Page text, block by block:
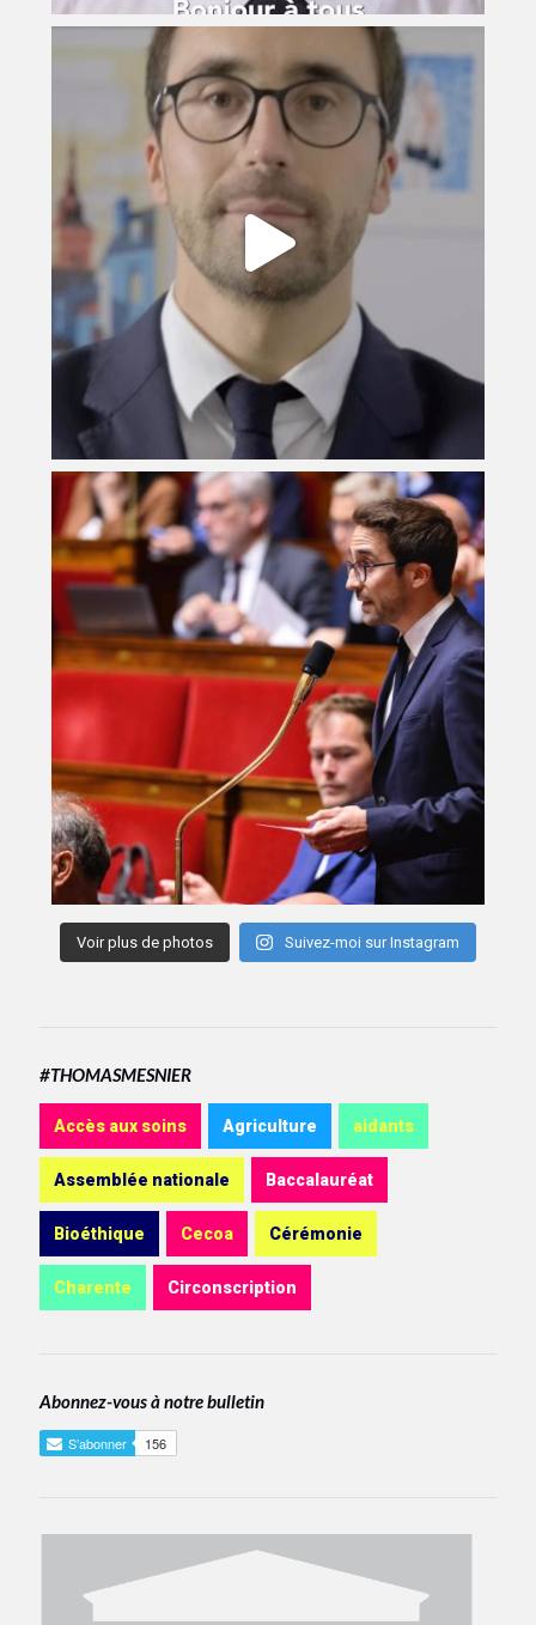
Voir plus de photos Suivez-moi sur Instagram
#THOMASMESNIER
Accès aux soins Agriculture aidants
Assemblée nationale Baccalauréat
Bioéthique Cecoa Cérémonie
Charente Circonscription
Abonnez-vous à notre bulletin